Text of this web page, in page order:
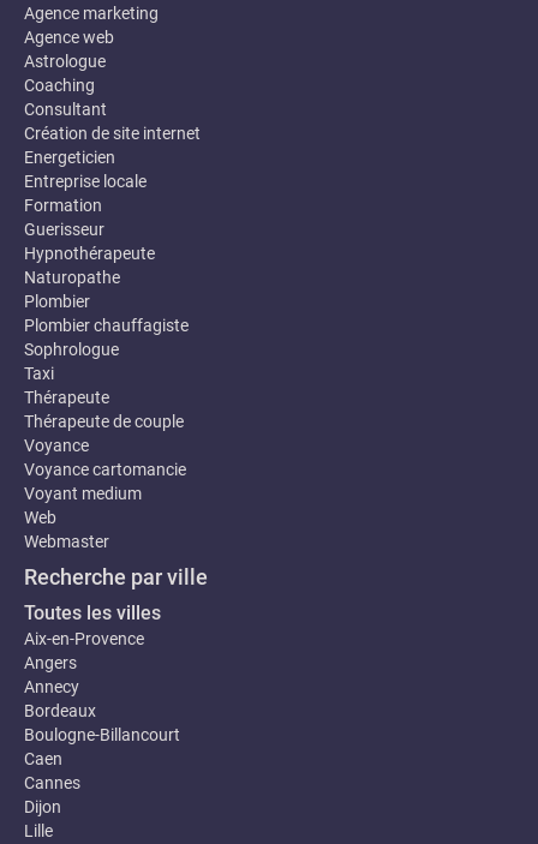
Agence marketing
Agence web
Astrologue
Coaching
Consultant
Création de site internet
Energeticien
Entreprise locale
Formation
Guerisseur
Hypnothérapeute
Naturopathe
Plombier
Plombier chauffagiste
Sophrologue
Taxi
Thérapeute
Thérapeute de couple
Voyance
Voyance cartomancie
Voyant medium
Web
Webmaster
Recherche par ville
Toutes les villes
Aix-en-Provence
Angers
Annecy
Bordeaux
Boulogne-Billancourt
Caen
Cannes
Dijon
Lille